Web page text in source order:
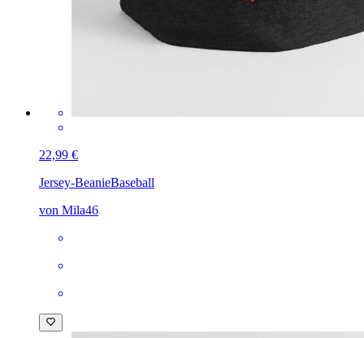
22,99 €
Jersey-BeanieBaseball
von Mila46